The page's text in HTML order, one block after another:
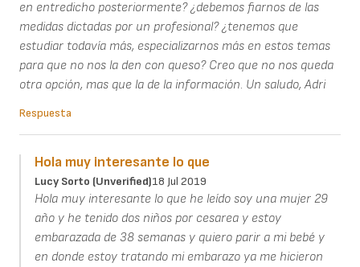
en entredicho posteriormente? ¿debemos fiarnos de las
medidas dictadas por un profesional? ¿tenemos que
estudiar todavía más, especializarnos más en estos temas
para que no nos la den con queso? Creo que no nos queda
otra opción, mas que la de la información. Un saludo, Adri
Respuesta
Hola muy interesante lo que
Lucy Sorto (unverified)18 Jul 2019
Hola muy interesante lo que he leído soy una mujer 29
año y he tenido dos niños por cesarea y estoy
embarazada de 38 semanas y quiero parir a mi bebé y
en donde estoy tratando mi embarazo ya me hicieron